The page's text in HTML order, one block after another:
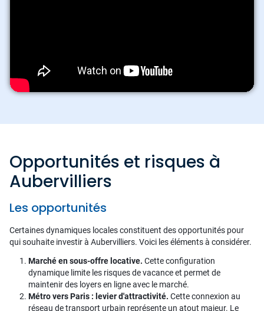
Opportunités et risques à
Aubervilliers
Les opportunités
Certaines dynamiques locales constituent des opportunités pour
qui souhaite investir à Aubervilliers. Voici les éléments à considérer.
Marché en sous-offre locative. Cette configuration
dynamique limite les risques de vacance et permet de
maintenir des loyers en ligne avec le marché.
Métro vers Paris : levier d'attractivité. Cette connexion au
réseau de transport urbain représente un atout majeur. Le